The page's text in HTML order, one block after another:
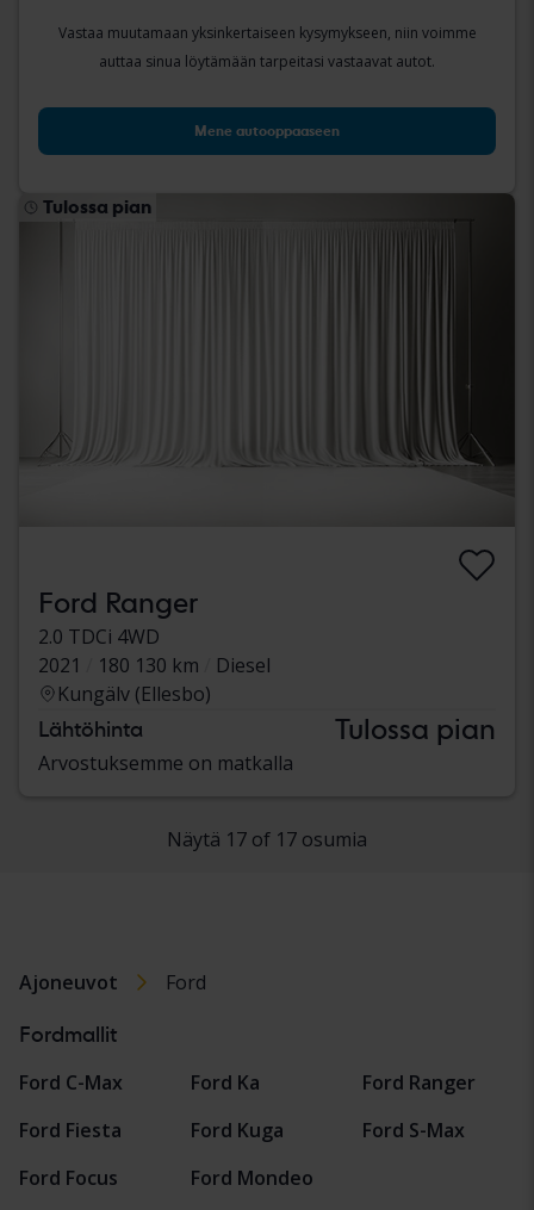
Vastaa muutamaan yksinkertaiseen kysymykseen, niin voimme
auttaa sinua löytämään tarpeitasi vastaavat autot.
Mene autooppaaseen
Tulossa pian
Ford Ranger
2.0 TDCi 4WD
2021
180 130 km
Diesel
Kungälv (Ellesbo)
Lähtöhinta Tulossa pian
Arvostuksemme on matkalla
Näytä 17 of 17 osumia
Ajoneuvot Ford
Fordmallit
Ford C-Max
Ford Fiesta
Ford Focus
Ford Ka
Ford Kuga
Ford Mondeo
Ford Ranger
Ford S-Max